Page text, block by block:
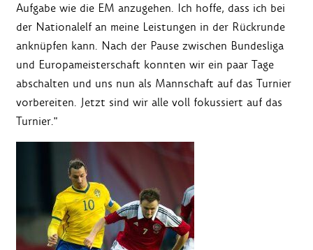
Aufgabe wie die EM anzugehen. Ich hoffe, dass ich bei
der Nationalelf an meine Leistungen in der Rückrunde
anknüpfen kann. Nach der Pause zwischen Bundesliga
und Europameisterschaft konnten wir ein paar Tage
abschalten und uns nun als Mannschaft auf das Turnier
vorbereiten. Jetzt sind wir alle voll fokussiert auf das
Turnier."